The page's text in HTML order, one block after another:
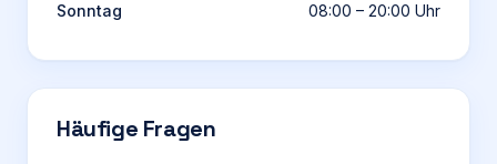
Sonntag 08:00 – 20:00 Uhr
Häufige Fragen